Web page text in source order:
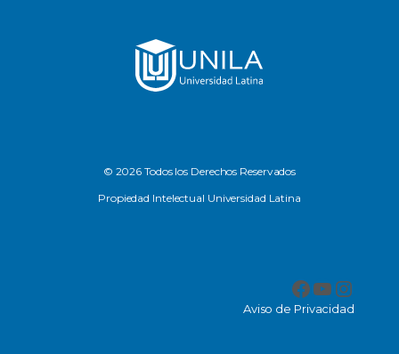
© 2026 Todos los Derechos Reservados
Propiedad Intelectual Universidad Latina
Facebook
Aviso de Privacidad